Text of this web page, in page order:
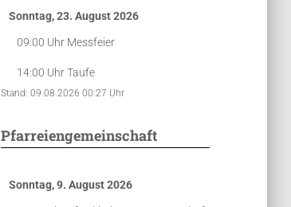
Sonntag, 23. August 2026
09:00 Uhr Messfeier
14:00 UhrTaufe
Stand: 09.08.2026 00:27 Uhr
Pfarreiengemeinschaft
Sonntag, 9. August 2026